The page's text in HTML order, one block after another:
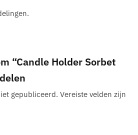
“Candle Holder Sorbet
gepubliceerd. Vereiste velden zijn